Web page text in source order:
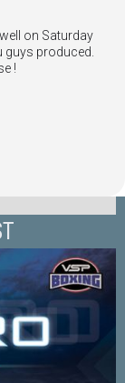
on Saturday
guys produced.
!